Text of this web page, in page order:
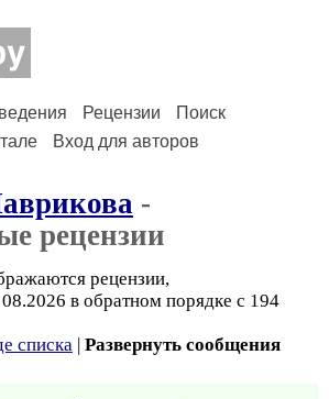
Рецензии
Поиск
Вход для авторов
-
рецензии
рецензии,
в обратном порядке с 194
списка | Развернуть сообщения